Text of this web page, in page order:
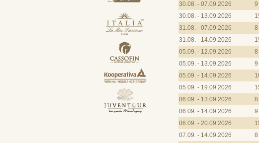
30.08. - 07.09.2026 9
30.08. - 13.09.2026
31.08. - 07.09.2026 8
31.08. - 14.09.2026
05.09. - 12.09.2026 8
05.09. - 13.09.2026 9
05.09. - 14.09.2026
05.09. - 19.09.2026
06.09. - 13.09.2026 8
06.09. - 14.09.2026 9
06.09. - 20.09.2026
07.09. - 14.09.2026 8